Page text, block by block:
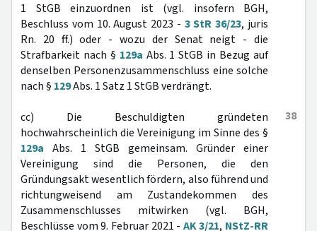
1 StGB einzuordnen ist (vgl. insofern BGH,
Beschluss vom 10. August 2023 - 3 StR 36/23, juris
Rn. 20 ff.) oder - wozu der Senat neigt - die
Strafbarkeit nach § 129a Abs. 1 StGB in Bezug auf
denselben Personenzusammenschluss eine solche
nach § 129Abs. 1 Satz 1 StGB verdrängt.
38
cc) Die Beschuldigten gründeten
hochwahrscheinlich die Vereinigung im Sinne des §
129a Abs. 1 StGB gemeinsam. Gründer einer
Vereinigung sind die Personen, die den
Gründungsakt wesentlich fördern, also führend und
richtungweisend am Zustandekommen des
Zusammenschlusses mitwirken (vgl. BGH,
Beschlüsse vom 9. Februar 2021 - AK 3/21, NStZ-RR